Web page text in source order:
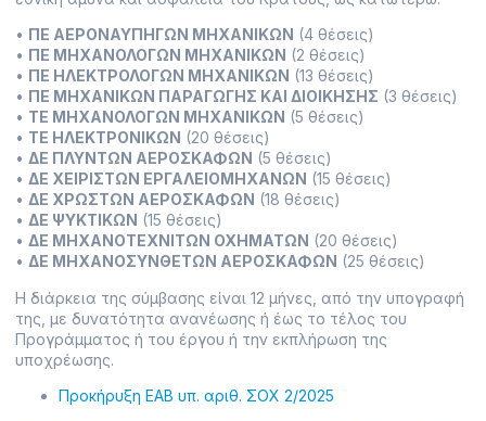
• ΠΕ ΑΕΡΟΝΑΥΠΗΓΩΝ ΜΗΧΑΝΙΚΩΝ (4 θέσεις)
• ΠΕ ΜΗΧΑΝΟΛΟΓΩΝ ΜΗΧΑΝΙΚΩΝ (2 θέσεις)
• ΠΕ ΗΛΕΚΤΡΟΛΟΓΩΝ ΜΗΧΑΝΙΚΩΝ (13 θέσεις)
• ΠΕ ΜΗΧΑΝΙΚΩΝ ΠΑΡΑΓΩΓΗΣ ΚΑΙ ΔΙΟΙΚΗΣΗΣ (3 θέσεις)
• ΤΕ ΜΗΧΑΝΟΛΟΓΩΝ ΜΗΧΑΝΙΚΩΝ (5 θέσεις)
• ΤΕ ΗΛΕΚΤΡΟΝΙΚΩΝ (20 θέσεις)
• ΔΕ ΠΛΥΝΤΩΝ ΑΕΡΟΣΚΑΦΩΝ (5 θέσεις)
• ΔΕ ΧΕΙΡΙΣΤΩΝ ΕΡΓΑΛΕΙΟΜΗΧΑΝΩΝ (15 θέσεις)
• ΔΕ ΧΡΩΣΤΩΝ ΑΕΡΟΣΚΑΦΩΝ (18 θέσεις)
• ΔΕ ΨΥΚΤΙΚΩΝ (15 θέσεις)
• ΔΕ ΜΗΧΑΝΟΤΕΧΝΙΤΩΝ ΟΧΗΜΑΤΩΝ (20 θέσεις)
• ΔΕ ΜΗΧΑΝΟΣΥΝΘΕΤΩΝ ΑΕΡΟΣΚΑΦΩΝ (25 θέσεις)
Η διάρκεια της σύμβασης είναι 12 μήνες, από την υπογραφή
της, με δυνατότητα ανανέωσης ή έως το τέλος του
Προγράμματος ή του έργου ή την εκπλήρωση της
υποχρέωσης.
Προκήρυξη ΕΑΒ υπ. αριθ. ΣΟΧ 2/2025